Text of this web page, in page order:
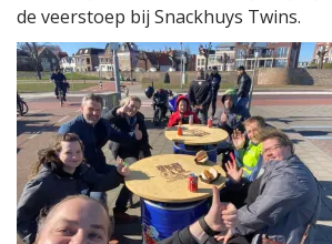
de veerstoep bij Snackhuys Twins.